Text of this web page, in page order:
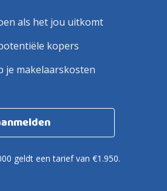
als het jou uitkomt
kopers
je makelaarskosten
geldt een tarief van €1.950.